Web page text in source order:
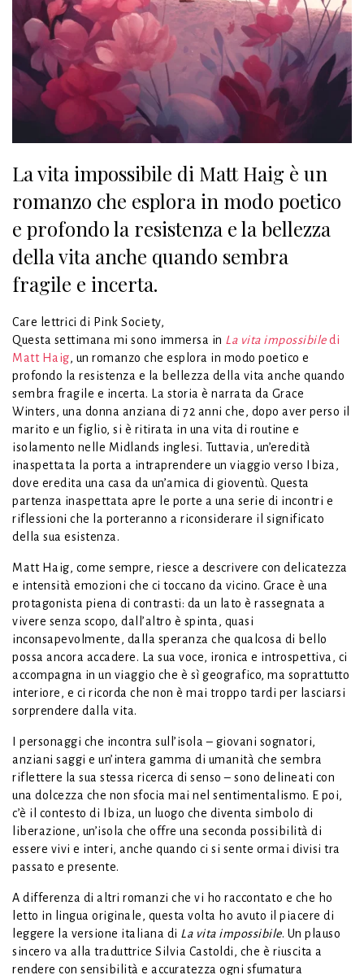
La vita impossibile di Matt Haig è un
romanzo che esplora in modo poetico
e profondo la resistenza e la bellezza
della vita anche quando sembra
fragile e incerta.
Care lettrici di Pink Society,
Questa settimana mi sono immersa in La vita impossibiledi
Matt Haig, un romanzo che esplora in modo poetico e
profondo la resistenza e la bellezza della vita anche quando
sembra fragile e incerta. La storia è narrata da Grace
Winters, una donna anziana di 72 anni che, dopo aver perso il
marito e un figlio, si è ritirata in una vita di routine e
isolamento nelle Midlands inglesi. Tuttavia, un’eredità
inaspettata la porta a intraprendere un viaggio verso Ibiza,
dove eredita una casa da un’amica di gioventù. Questa
partenza inaspettata apre le porte a una serie di incontri e
riflessioni che la porteranno a riconsiderare il significato
della sua esistenza.
Matt Haig, come sempre, riesce a descrivere con delicatezza
e intensità emozioni che ci toccano da vicino. Grace è una
protagonista piena di contrasti: da un lato è rassegnata a
vivere senza scopo, dall’altro è spinta, quasi
inconsapevolmente, dalla speranza che qualcosa di bello
possa ancora accadere. La sua voce, ironica e introspettiva, ci
accompagna in un viaggio che è sì geografico, ma soprattutto
interiore, e ci ricorda che non è mai troppo tardi per lasciarsi
sorprendere dalla vita.
I personaggi che incontra sull’isola – giovani sognatori,
anziani saggi e un’intera gamma di umanità che sembra
riflettere la sua stessa ricerca di senso – sono delineati con
una dolcezza che non sfocia mai nel sentimentalismo. E poi,
c’è il contesto di Ibiza, un luogo che diventa simbolo di
liberazione, un’isola che offre una seconda possibilità di
essere vivi e interi, anche quando ci si sente ormai divisi tra
passato e presente.
A differenza di altri romanzi che vi ho raccontato e che ho
letto in lingua originale, questa volta ho avuto il piacere di
leggere la versione italiana di La vita impossibile. Un plauso
sincero va alla traduttrice Silvia Castoldi, che è riuscita a
rendere con sensibilità e accuratezza ogni sfumatura